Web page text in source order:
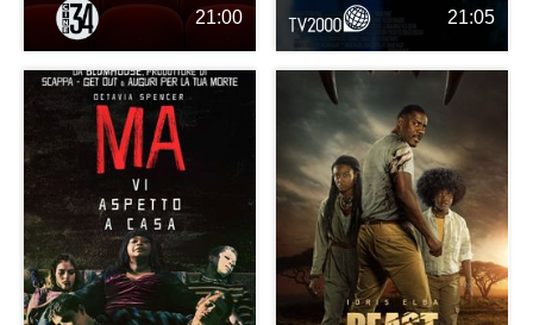
21:00 21:05